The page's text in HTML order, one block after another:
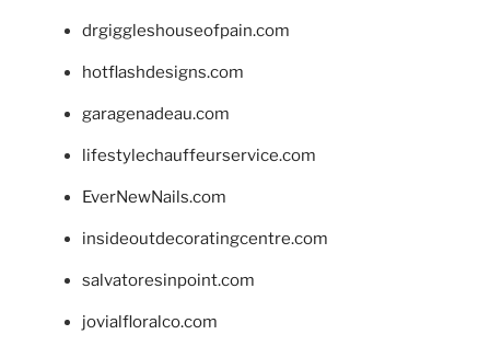
drgiggleshouseofpain.com
hotflashdesigns.com
garagenadeau.com
lifestylechauffeurservice.com
EverNewNails.com
insideoutdecoratingcentre.com
salvatoresinpoint.com
jovialfloralco.com